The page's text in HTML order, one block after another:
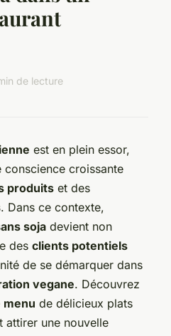
de lecture
est en plein essor,
croissante
produits et des
. Dans ce contexte,
soja devient non
des clients potentiels
de se démarquer dans
vegane. Découvrez
menu de délicieux plats
attirer une nouvelle